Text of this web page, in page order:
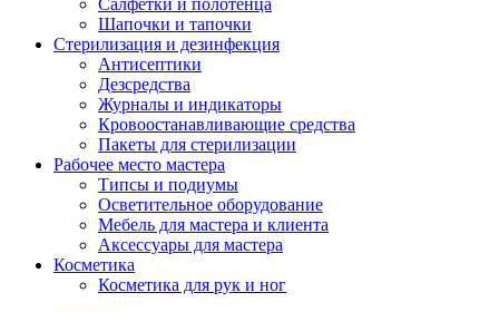
Салфетки и полотенца
Шапочки и тапочки
Стерилизация и дезинфекция
Антисептики
Дезсредства
Журналы и индикаторы
Кровоостанавливающие средства
Пакеты для стерилизации
Рабочее место мастера
Типсы и подиумы
Осветительное оборудование
Мебель для мастера и клиента
Аксессуары для мастера
Косметика
Косметика для рук и ног